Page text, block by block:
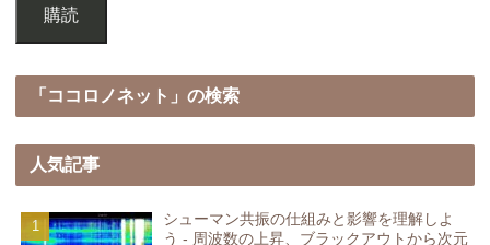
購読
「ココロノネット」の検索
人気記事
シューマン共振の仕組みと影響を理解しよ
う - 周波数の上昇、ブラックアウトから次元